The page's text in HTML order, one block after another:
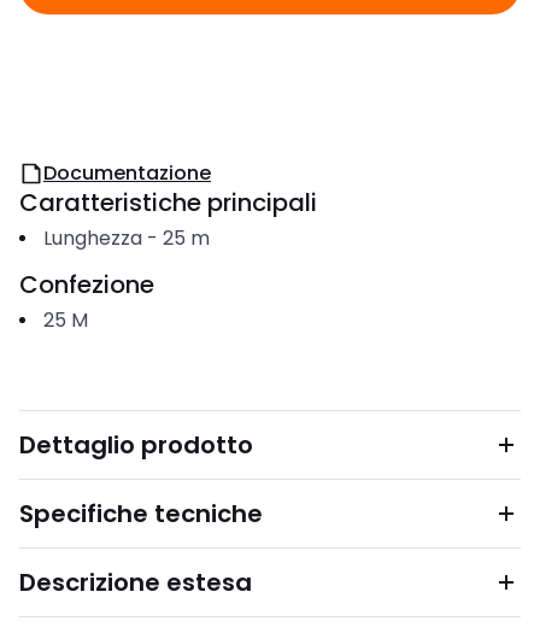
Documentazione
Caratteristiche principali
Lunghezza- 25 m
Confezione
25 M
Dettaglio prodotto
Specifiche tecniche
Descrizione estesa